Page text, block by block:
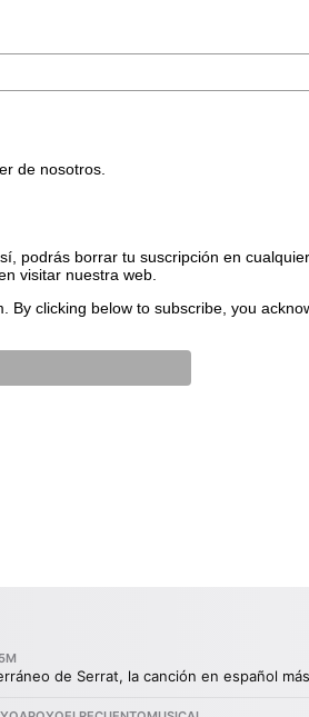
de nosotros.
podrás borrar tu suscripción en
visitar nuestra web.
By clicking below to subscribe, you